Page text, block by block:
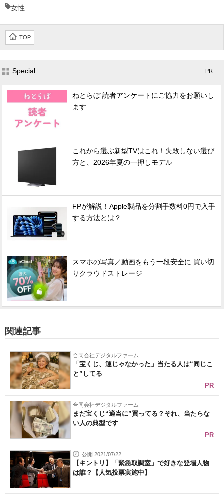
女性
TOP
Special - PR -
ねとらぼ 読者アンケートにご協力をお願いし
ます
これから選ぶ新型TVはこれ！失敗しない選び
方と、2026年夏の一押しモデル
FPが解説！Apple製品を分割手数料0円で入手
する方法とは？
スマホの写真／動画をもう一段安全に 買い切
りクラウドストレージ
関連記事
合同会社デジタルファーム
「宝くじ、運じゃなかった」当たる人は“同じこ
と”してる
PR
合同会社デジタルファーム
まだ宝くじ“適当に”買ってる？それ、当たらな
い人の典型です
PR
公開 2021/07/22
【キントリ】「緊急取調室」で好きな登場人物
は誰？【人気投票実施中】